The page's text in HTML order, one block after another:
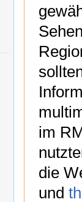
im
die
und